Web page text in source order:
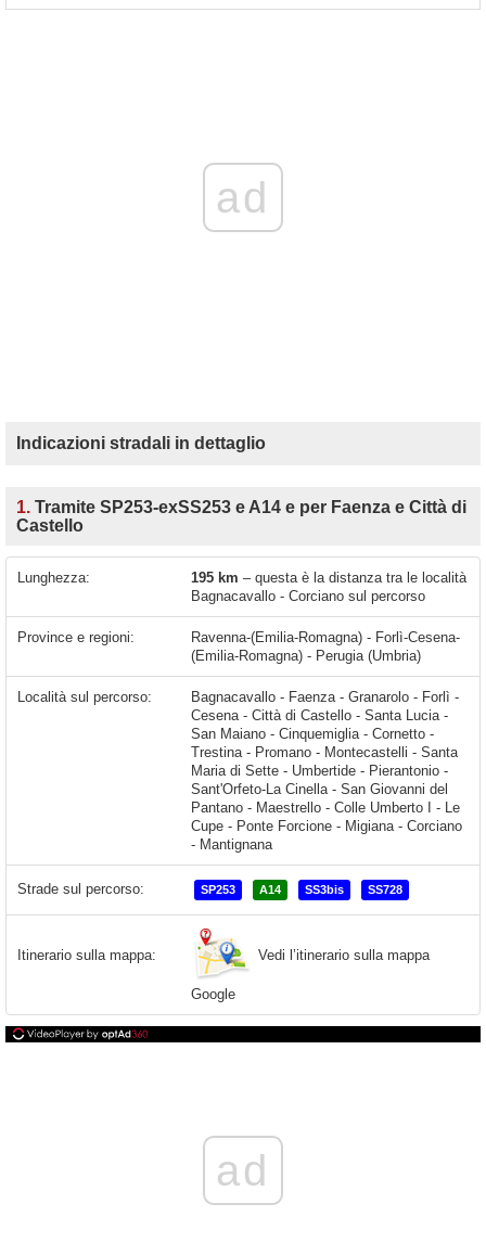
ad
Indicazioni stradali in dettaglio
1. Tramite SP253-exSS253 e A14 e per Faenza e Città di
Castello
Lunghezza: 195 km – questa è la distanza tra le località
Bagnacavallo - Corciano sul percorso
Province e regioni:
Ravenna-(Emilia-Romagna) - Forlì-Cesena-
(Emilia-Romagna) - Perugia (Umbria)
Località sul percorso:
Bagnacavallo - Faenza - Granarolo - Forlì -
Cesena - Città di Castello - Santa Lucia -
San Maiano - Cinquemiglia - Cornetto -
Trestina - Promano - Montecastelli - Santa
Maria di Sette - Umbertide - Pierantonio -
Sant'Orfeto-La Cinella - San Giovanni del
Pantano - Maestrello - Colle Umberto I - Le
Cupe - Ponte Forcione - Migiana - Corciano
- Mantignana
Strade sul percorso: SP253 A14 SS3bis SS728
Itinerario sulla mappa: Vedi l’itinerario sulla mappa
Google
ad